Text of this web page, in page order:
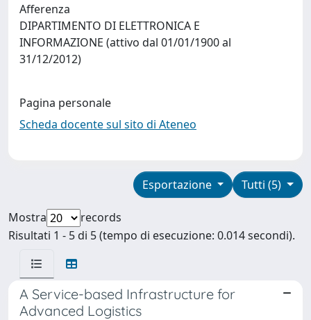
Afferenza
DIPARTIMENTO DI ELETTRONICA E
INFORMAZIONE (attivo dal 01/01/1900 al
31/12/2012)
Pagina personale
Scheda docente sul sito di Ateneo
Tutti (5)
Esportazione
Mostra
records
Risultati 1 - 5 di 5 (tempo di esecuzione: 0.014 secondi).
A Service-based Infrastructure for
Advanced Logistics